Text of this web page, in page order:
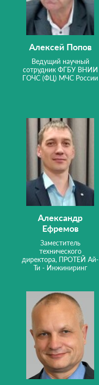
Алексей Попов
Ведущий научный
сотрудник ФГБУ ВНИИ
ГОЧС (ФЦ) МЧС России
Александр
Ефремов
Заместитель
технического
директора, ПРОТЕЙ Ай-
Ти - Инжиниринг